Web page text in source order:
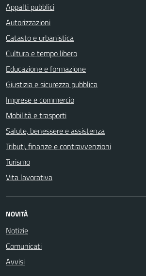
Appalti pubblici
Autorizzazioni
Catasto e urbanistica
Cultura e tempo libero
Educazione e formazione
Giustizia e sicurezza pubblica
Imprese e commercio
Mobilità e trasporti
Salute, benessere e assistenza
Tributi, finanze e contravvenzioni
Turismo
Vita lavorativa
NOVITÀ
Notizie
Comunicati
Avvisi